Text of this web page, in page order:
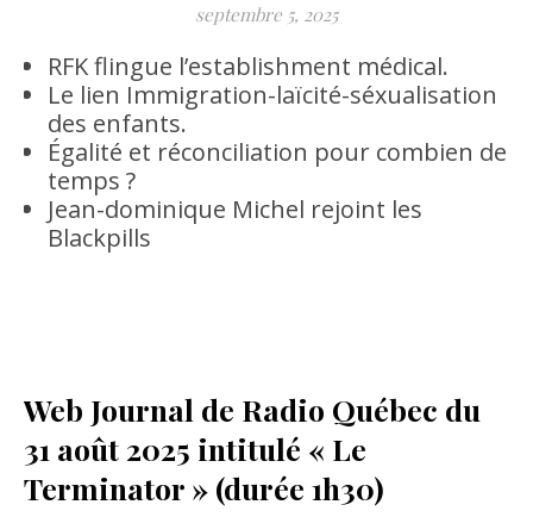
septembre 5, 2025
RFK flingue l’establishment médical.
Le lien Immigration-laïcité-séxualisation
des enfants.
Égalité et réconciliation pour combien de
temps ?
Jean-dominique Michel rejoint les
Blackpills
Web Journal de Radio Québec du
31 août 2025 intitulé « Le
Terminator » (durée 1h30)